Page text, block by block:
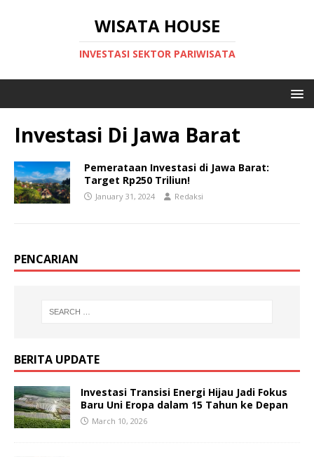
WISATA HOUSE
INVESTASI SEKTOR PARIWISATA
Investasi Di Jawa Barat
Pemerataan Investasi di Jawa Barat:
Target Rp250 Triliun!
January 31, 2024 Redaksi
PENCARIAN
BERITA UPDATE
Investasi Transisi Energi Hijau Jadi Fokus
Baru Uni Eropa dalam 15 Tahun ke Depan
March 10, 2026